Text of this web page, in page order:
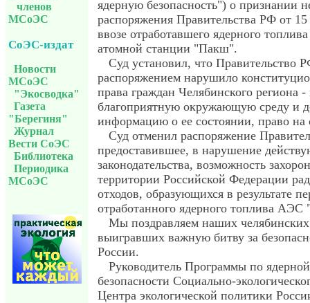
членов
МСоЭС
СоЭС-издат
Новости
МСоЭС
"Экосводка"
Газета
"Берегиня"
Журнал
Вести СоЭС
Библиотека
Периодика
МСоЭС
ядерную безопасность") о признании
распоряжения Правительства РФ от 15
ввозе отработавшего ядерного
атомной станции "Пакш".
Суд установил, что Правительство
распоряжением нарушило
права граждан Челябинского региона -
благоприятную окружающую среду и
информацию о ее состоянии, право на
Суд отменил распоряжение
предоставившее, в нарушение
законодательства, возможность
территории Российской Федерации
отходов, образующихся в результате
отработанного ядерного топлива
Мы поздравляем наших челябинских
выигравших важную битву за
России.
Руководитель Программы по
безопасности Социально-
Центра экологической политики